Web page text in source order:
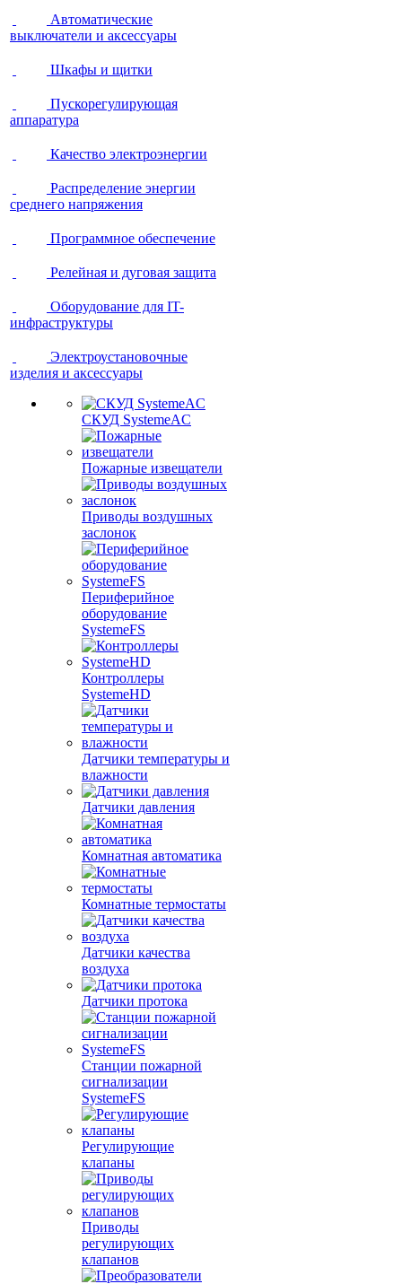
Автоматические
выключатели и аксессуары
Шкафы и щитки
Пускорегулирующая
аппаратура
Качество электроэнергии
Распределение энергии
среднего напряжения
Программное обеспечение
Релейная и дуговая защита
Оборудование для IT-
инфраструктуры
Электроустановочные
изделия и аксессуары
СКУД SystemeAC
Пожарные извещатели
Приводы воздушных
заслонок
Периферийное
оборудование
SystemeFS
Контроллеры
SystemeHD
Датчики температуры и
влажности
Датчики давления
Комнатная автоматика
Комнатные термостаты
Датчики качества
воздуха
Датчики протока
Станции пожарной
сигнализации
SystemeFS
Регулирующие
клапаны
Приводы
регулирующих
клапанов